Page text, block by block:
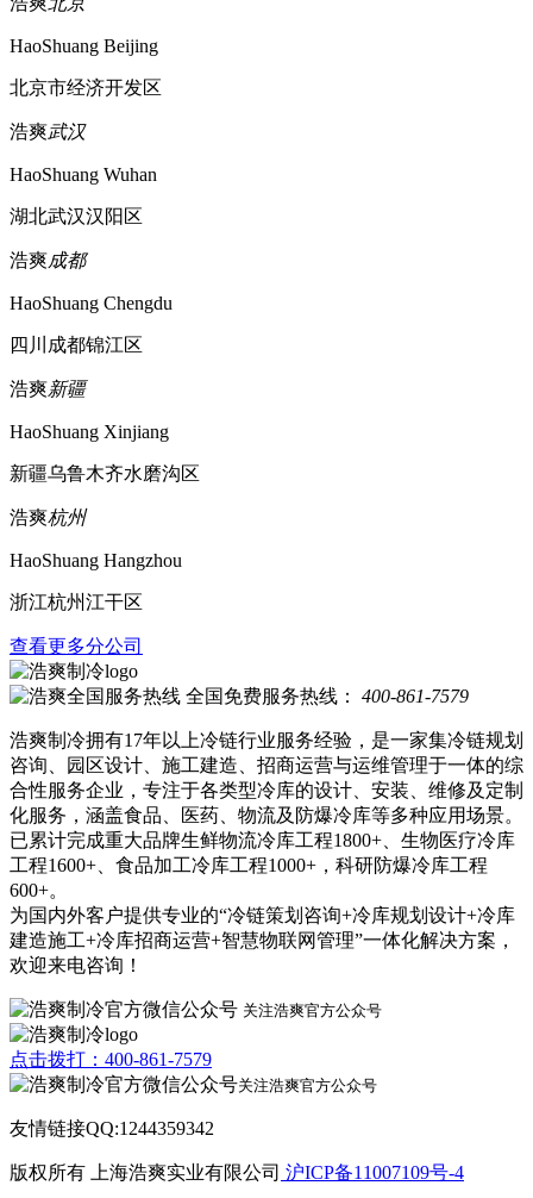
HaoShuang Beijing
北京市经济开发区
浩爽武汉
HaoShuang Wuhan
湖北武汉汉阳区
浩爽成都
HaoShuang Chengdu
四川成都锦江区
浩爽新疆
HaoShuang Xinjiang
新疆乌鲁木齐水磨沟区
浩爽杭州
HaoShuang Hangzhou
浙江杭州江干区
查看更多分公司
全国免费服务热线： 400-861-7579
浩爽制冷拥有17年以上冷链行业服务经验，是一家集冷链规划
咨询、园区设计、施工建造、招商运营与运维管理于一体的综
合性服务企业，专注于各类型冷库的设计、安装、维修及定制
化服务，涵盖食品、医药、物流及防爆冷库等多种应用场景。
已累计完成重大品牌生鲜物流冷库工程1800+、生物医疗冷库
工程1600+、食品加工冷库工程1000+，科研防爆冷库工程
600+。
为国内外客户提供专业的“冷链策划咨询+冷库规划设计+冷库
建造施工+冷库招商运营+智慧物联网管理”一体化解决方案，
欢迎来电咨询！
关注浩爽官方公众号
点击拨打：400-861-7579
关注浩爽官方公众号
友情链接QQ:1244359342
版权所有 上海浩爽实业有限公司 沪ICP备11007109号-4